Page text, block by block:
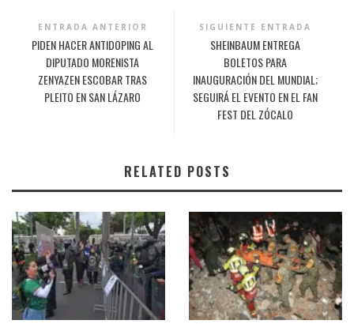
ENTRADA ANTERIOR
PIDEN HACER ANTIDOPING AL
DIPUTADO MORENISTA
ZENYAZEN ESCOBAR TRAS
PLEITO EN SAN LÁZARO
SIGUIENTE ENTRADA
SHEINBAUM ENTREGA
BOLETOS PARA
INAUGURACIÓN DEL MUNDIAL;
SEGUIRÁ EL EVENTO EN EL FAN
FEST DEL ZÓCALO
RELATED POSTS